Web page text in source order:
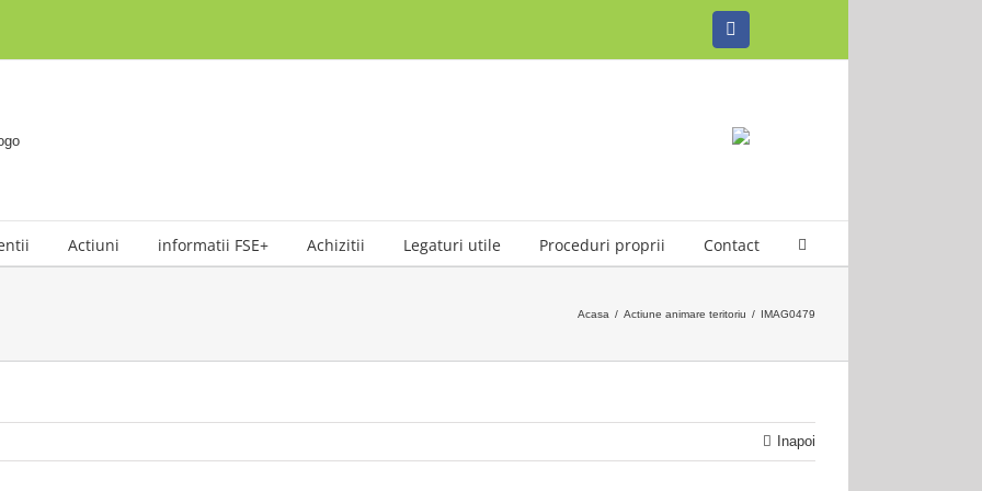
Actiuni informatii FSE+ Achizitii Legaturi utile Proceduri proprii Contact
Acasa / Actiune animare teritoriu / IMAG0479
Inapoi